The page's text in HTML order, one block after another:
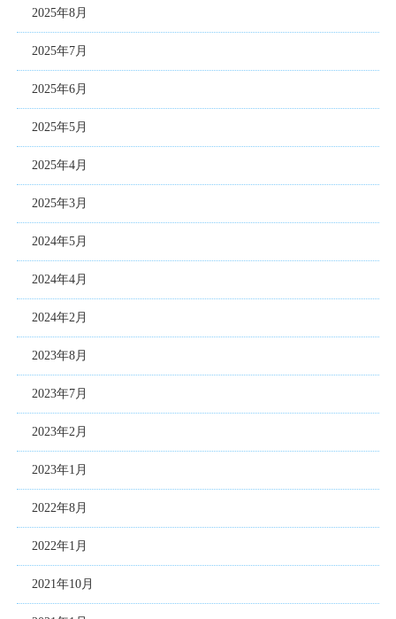
2025年8月
2025年7月
2025年6月
2025年5月
2025年4月
2025年3月
2024年5月
2024年4月
2024年2月
2023年8月
2023年7月
2023年2月
2023年1月
2022年8月
2022年1月
2021年10月